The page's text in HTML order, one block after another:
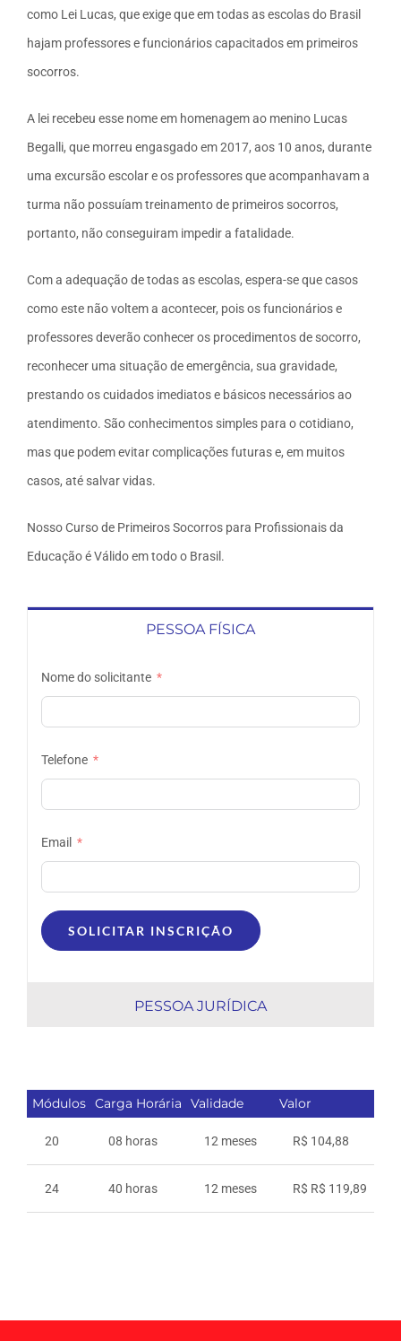
como Lei Lucas, que exige que em todas as escolas do Brasil
hajam professores e funcionários capacitados em primeiros
socorros.
A lei recebeu esse nome em homenagem ao menino Lucas
Begalli, que morreu engasgado em 2017, aos 10 anos, durante
uma excursão escolar e os professores que acompanhavam a
turma não possuíam treinamento de primeiros socorros,
portanto, não conseguiram impedir a fatalidade.
Com a adequação de todas as escolas, espera-se que casos
como este não voltem a acontecer, pois os funcionários e
professores deverão conhecer os procedimentos de socorro,
reconhecer uma situação de emergência, sua gravidade,
prestando os cuidados imediatos e básicos necessários ao
atendimento. São conhecimentos simples para o cotidiano,
mas que podem evitar complicações futuras e, em muitos
casos, até salvar vidas.
Nosso Curso de Primeiros Socorros para Profissionais da
Educação é Válido em todo o Brasil.
PESSOA FÍSICA
Nome do solicitante
Telefone
Email
SOLICITAR INSCRIÇÃO
PESSOA JURÍDICA
Módulos Carga Horária Validade Valor
20 08 horas 12 meses R$ 104,88
24 40 horas 12 meses R$ R$ 119,89